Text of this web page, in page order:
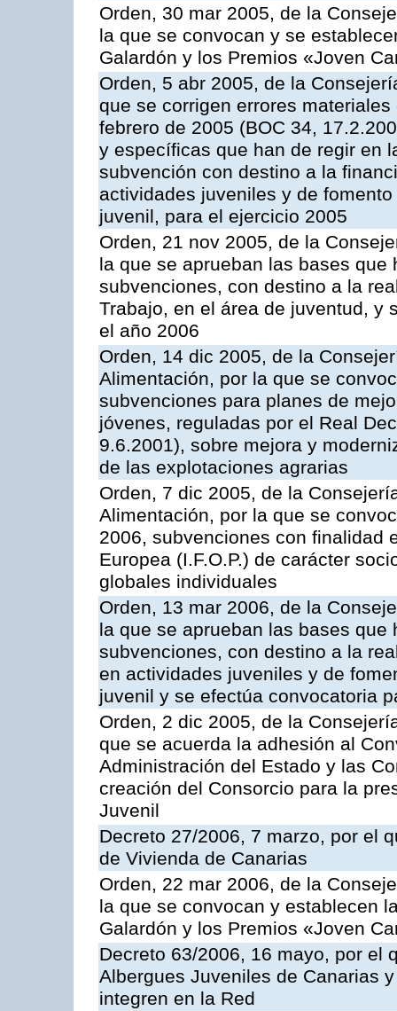
Orden, 30 mar 2005, de la
la que se convocan y se
Galardón y los Premios «Joven
Orden, 5 abr 2005, de la
que se corrigen errores
febrero de 2005 (BOC 34,
y específicas que han de regir en
subvención con destino a la
actividades juveniles y de
juvenil, para el ejercicio 2005
Orden, 21 nov 2005, de la
la que se aprueban las bases
subvenciones, con destino a la
Trabajo, en el área de juventud, y
el año 2006
Orden, 14 dic 2005, de la
Alimentación, por la que se
subvenciones para planes de
jóvenes, reguladas por el Real
9.6.2001), sobre mejora y
de las explotaciones agrarias
Orden, 7 dic 2005, de la
Alimentación, por la que se
2006, subvenciones con finalidad
Europea (I.F.O.P.) de carácter
globales individuales
Orden, 13 mar 2006, de la
la que se aprueban las bases
subvenciones, con destino a la
en actividades juveniles y de
juvenil y se efectúa convocatoria
Orden, 2 dic 2005, de la
que se acuerda la adhesión al
Administración del Estado y las
creación del Consorcio para la
Juvenil
Decreto 27/2006, 7 marzo, por el
de Vivienda de Canarias
Orden, 22 mar 2006, de la
la que se convocan y establecen
Galardón y los Premios «Joven
Decreto 63/2006, 16 mayo, por el
Albergues Juveniles de Canarias
integren en la Red